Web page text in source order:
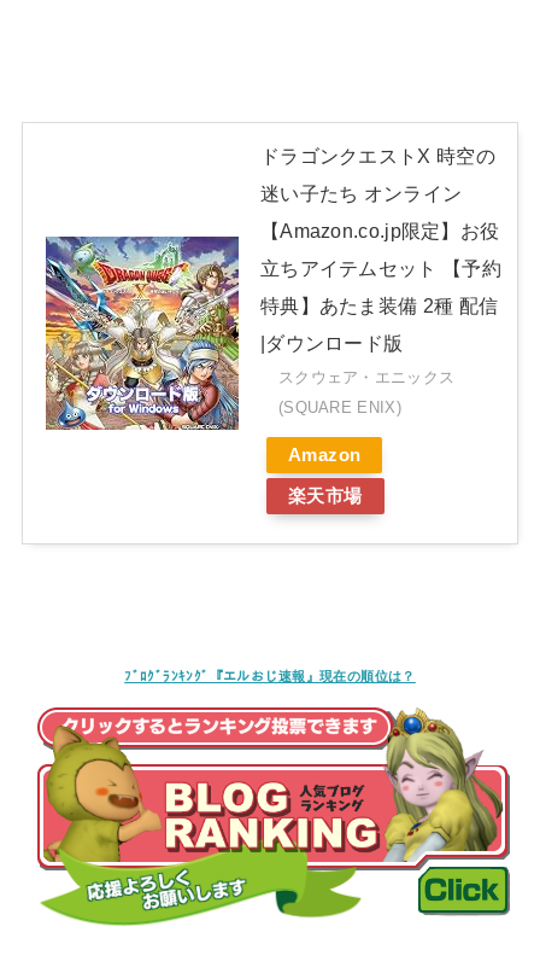
ドラゴンクエストX 時空の
迷い子たち オンライン
【Amazon.co.jp限定】お役
立ちアイテムセット 【予約
特典】あたま装備 2種 配信
|ダウンロード版
スクウェア・エニックス
(SQUARE ENIX)
Amazon
楽天市場
ﾌﾞﾛｸﾞﾗﾝｷﾝｸﾞ『エルおじ速報』現在の順位は？